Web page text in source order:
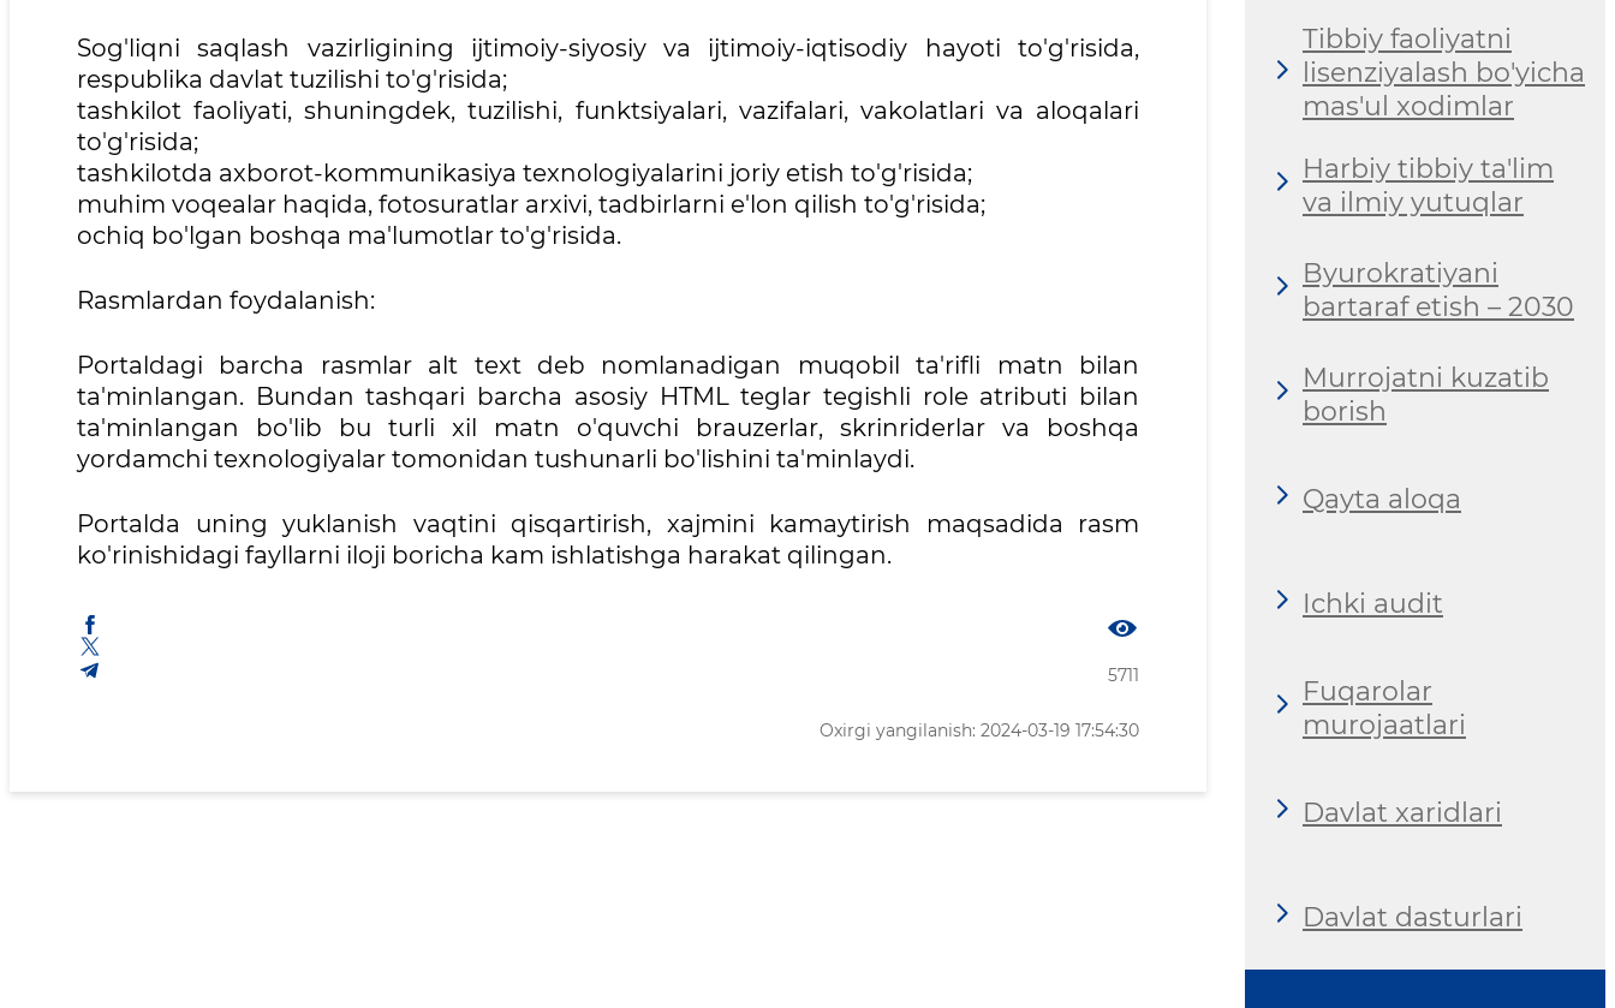
Sog'liqni saqlash vazirligining ijtimoiy-siyosiy va ijtimoiy-iqtisodiy hayoti to'g'risida,
respublika davlat tuzilishi to'g'risida;
tashkilot faoliyati, shuningdek, tuzilishi, funktsiyalari, vazifalari, vakolatlari va aloqalari
to'g'risida;
tashkilotda axborot-kommunikasiya texnologiyalarini joriy etish to'g'risida;
muhim voqealar haqida, fotosuratlar arxivi, tadbirlarni e'lon qilish to'g'risida;
ochiq bo'lgan boshqa ma'lumotlar to'g'risida.
Rasmlardan foydalanish:
Portaldagi barcha rasmlar alt text deb nomlanadigan muqobil ta'rifli matn bilan
ta'minlangan. Bundan tashqari barcha asosiy HTML teglar tegishli role atributi bilan
ta'minlangan bo'lib bu turli xil matn o'quvchi brauzerlar, skrinriderlar va boshqa
yordamchi texnologiyalar tomonidan tushunarli bo'lishini ta'minlaydi.
Portalda uning yuklanish vaqtini qisqartirish, xajmini kamaytirish maqsadida rasm
ko'rinishidagi fayllarni iloji boricha kam ishlatishga harakat qilingan.
5711
Oxirgi yangilanish: 2024-03-19 17:54:30
Tibbiy faoliyatni
lisenziyalash bo'yicha
mas'ul xodimlar
Harbiy tibbiy ta'lim
va ilmiy yutuqlar
Byurokratiyani
bartaraf etish – 2030
Murrojatni kuzatib
borish
Qayta aloqa
Ichki audit
Fuqarolar
murojaatlari
Davlat xaridlari
Davlat dasturlari